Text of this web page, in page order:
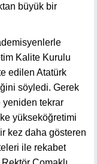
büyük bir
Kalite Kurulu
edilen Atatürk
söyledi. Gerek
yeniden tekrar
yükseköğretimi
kez daha gösteren
ile rekabet